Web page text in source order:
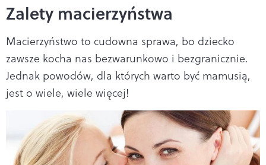
Zalety macierzyństwa
Macierzyństwo to cudowna sprawa, bo dziecko
zawsze kocha nas bezwarunkowo i bezgranicznie.
Jednak powodów, dla których warto być mamusią,
jest o wiele, wiele więcej!